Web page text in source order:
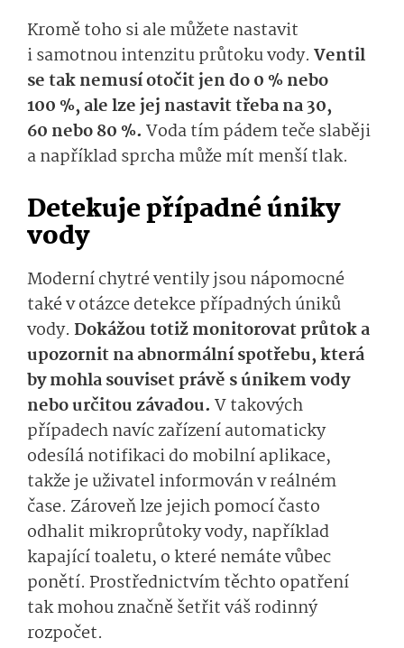
Kromě toho si ale můžete nastavit
i samotnou intenzitu průtoku vody. Ventil
se tak nemusí otočit jen do 0 % nebo
100 %, ale lze jej nastavit třeba na 30,
60 nebo 80 %. Voda tím pádem teče slaběji
a například sprcha může mít menší tlak.
Detekuje případné úniky
vody
Moderní chytré ventily jsou nápomocné
také v otázce detekce případných úniků
vody. Dokážou totiž monitorovat průtok a
upozornit na abnormální spotřebu, která
by mohla souviset právě s únikem vody
nebo určitou závadou. V takových
případech navíc zařízení automaticky
odesílá notifikaci do mobilní aplikace,
takže je uživatel informován v reálném
čase. Zároveň lze jejich pomocí často
odhalit mikroprůtoky vody, například
kapající toaletu, o které nemáte vůbec
ponětí. Prostřednictvím těchto opatření
tak mohou značně šetřit váš rodinný
rozpočet.